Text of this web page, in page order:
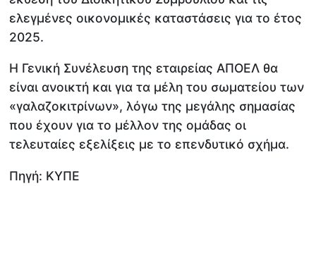
ελεγμένες οικονομικές καταστάσεις για το έτος
2025.
Η Γενική Συνέλευση της εταιρείας ΑΠΟΕΛ θα
είναι ανοικτή και για τα μέλη του σωματείου των
«γαλαζοκιτρίνων», λόγω της μεγάλης σημασίας
που έχουν για το μέλλον της ομάδας οι
τελευταίες εξελίξεις με το επενδυτικό σχήμα.
Πηγή: KYΠΕ